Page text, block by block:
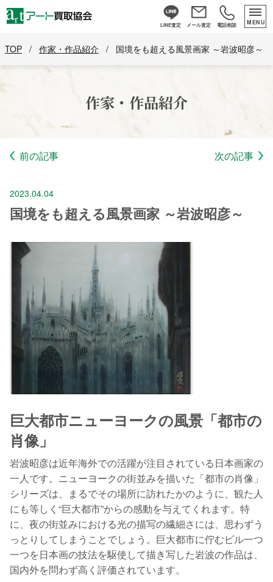
LINE査定 メール査定 電話相談 MENU
TOP / 作家・作品紹介 / 国境をも超える風景画家 ～岩波昭彦～
作家・作品紹介
前の記事 次の記事
2023.04.04
国境をも超える風景画家 ～岩波昭彦～
巨大都市ニューヨークの風景「都市の
肖像」
岩波昭彦は近年海外での活躍が注目されている日本画家の
一人です。ニューヨークの街並みを描いた「都市の肖像」
シリーズは、まるでその場所に訪れたかのように、観た人
にも等しく“巨大都市”からの感動を与えてくれます。特
に、夜の街並みにおける光の描写の繊細さには、思わずう
っとりしてしまうことでしょう。巨大都市に佇むビル一つ
一つを日本画の技法を駆使して描き写した岩波の作品は、
国内外を問わず高く評価されています。